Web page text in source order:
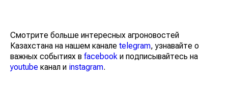
Смотрите больше интересных агроновостей
Казахстана на нашем канале telegram, узнавайте о
важных событиях в facebook и подписывайтесь на
youtube канал и instagram.